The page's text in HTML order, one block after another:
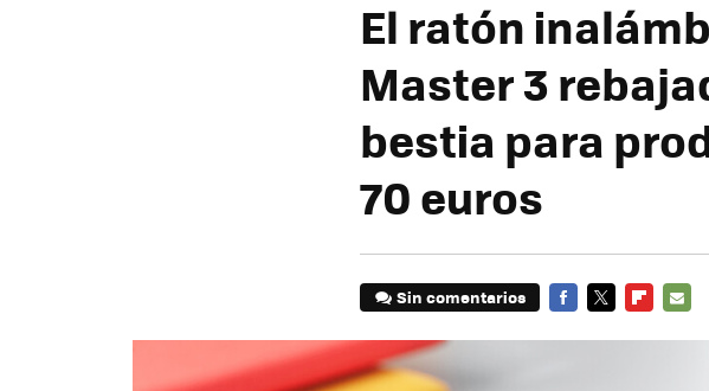
El ratón
Master 3
bestia para
70 euros
Sin comentarios